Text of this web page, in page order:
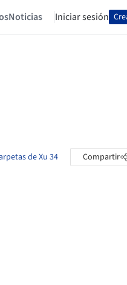
Noticias Iniciar sesión
de Xu 34 Compartir